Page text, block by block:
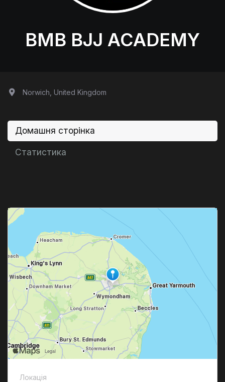
BMB BJJ ACADEMY
Norwich, United Kingdom
Домашня сторінка
Статистика
Локація